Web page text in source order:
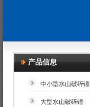
产品信息
中小型水山破碎锤
大型水山破碎锤